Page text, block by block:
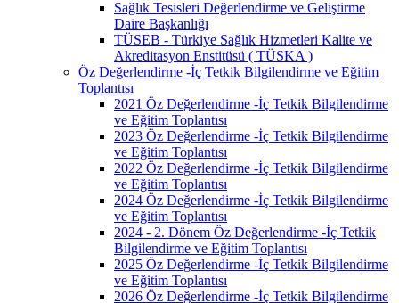
Sağlık Tesisleri Değerlendirme ve Geliştirme
Daire Başkanlığı
TÜSEB - Türkiye Sağlık Hizmetleri Kalite ve
Akreditasyon Enstitüsü ( TÜSKA )
Öz Değerlendirme -İç Tetkik Bilgilendirme ve Eğitim
Toplantısı
2021 Öz Değerlendirme -İç Tetkik Bilgilendirme
ve Eğitim Toplantısı
2023 Öz Değerlendirme -İç Tetkik Bilgilendirme
ve Eğitim Toplantısı
2022 Öz Değerlendirme -İç Tetkik Bilgilendirme
ve Eğitim Toplantısı
2024 Öz Değerlendirme -İç Tetkik Bilgilendirme
ve Eğitim Toplantısı
2024 - 2. Dönem Öz Değerlendirme -İç Tetkik
Bilgilendirme ve Eğitim Toplantısı
2025 Öz Değerlendirme -İç Tetkik Bilgilendirme
ve Eğitim Toplantısı
2026 Öz Değerlendirme -İç Tetkik Bilgilendirme